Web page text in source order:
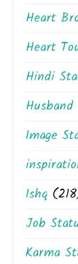
Heart
Heart
Hindi
Image
Ishq
Job
Karma